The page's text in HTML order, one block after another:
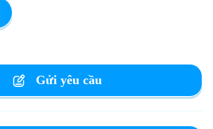
Gửi yêu cầu